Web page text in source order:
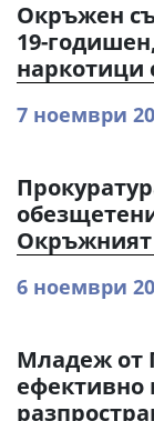
Окръжен
19-
наркотици
7 ноември
Окръжният
6 ноември
Младеж от
ефективно